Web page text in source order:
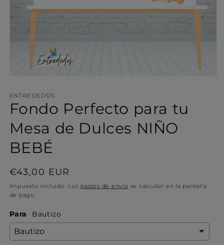
multimedia
1
en
ventana
modal
ENTREDEDOS
Fondo Perfecto para tu
Mesa de Dulces NIÑO
BEBÉ
Precio
habitual
€43,00 EUR
Impuesto incluido. Losgastos de envío se calculan en la pantalla
de pago.
Para Bautizo